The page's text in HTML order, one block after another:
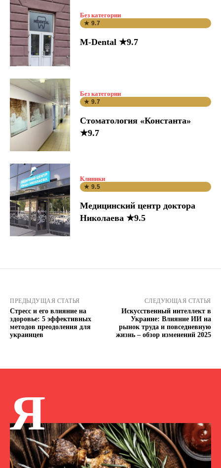
Без категории
★ 9.7
M-Dental ★9.7
Без категории
★ 9.7
Стоматология «Константа»
★9.7
Клиники
★ 9.5
Медицинский центр доктора
Николаева ★9.5
ПРЕДЫДУЩАЯ СТАТЬЯ
Стресс и его влияние на
здоровье: 5 эффективных
методов преодоления для
украинцев
СЛЕДУЮЩАЯ СТАТЬЯ
Искусственный интеллект в
Украине: Влияние ИИ на
рынок труда и повседневную
жизнь – обзор изменений 2025
Я